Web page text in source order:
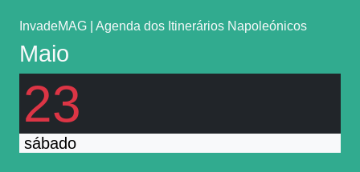
InvadeMAG Agenda dos Itinerários Napoleónicos
Maio
23
sábado